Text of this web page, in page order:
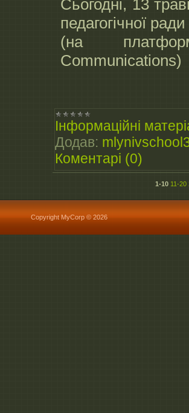
Сьогодні, 13
педагогічної
(на
Communications)
Інформаційні
Додав:
Коментарі (0)
1-10 11-20
Copyright MyCorp © 2026